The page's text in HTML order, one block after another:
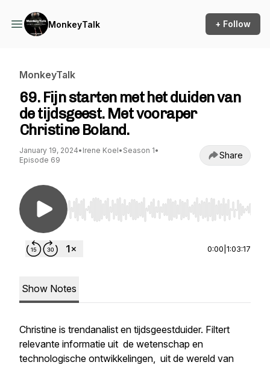
MonkeyTalk + Follow
MonkeyTalk
69. Fijn starten met het duiden van
de tijdsgeest. Met vooraper
Christine Boland.
January 19, 2024• Irene Koel• Season 1•
Episode 69
Share
Use Left/Right to seek, Home/End to jump to
0:00 1:03:17
Show Notes
Christine is trendanalist en tijdsgeestduider. Filtert
relevante informatie uit de wetenschap en
technologische ontwikkelingen, uit de wereld van